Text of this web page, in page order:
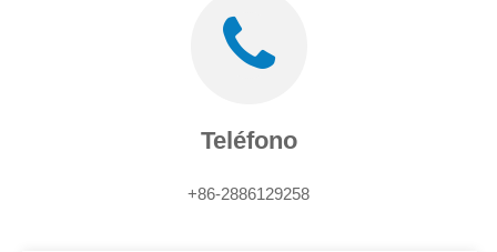
Teléfono
+86-2886129258